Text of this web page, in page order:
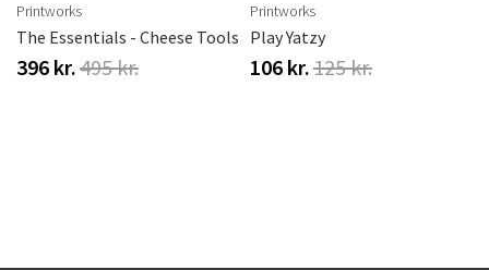
Printworks
The Essentials - Cheese Tools
396 kr.495 kr.
Printworks
Play Yatzy
106 kr.125 kr.